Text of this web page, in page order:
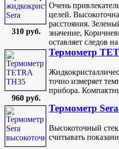
310 руб.
Очень
целей.
расстояния.
значение,
оставляет следов на
960 руб.
Термометр
точно измеряет
прибора.
Термометр
Высокоточный
считывать